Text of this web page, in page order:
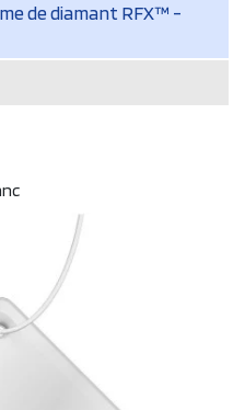
de diamant RFX™ -